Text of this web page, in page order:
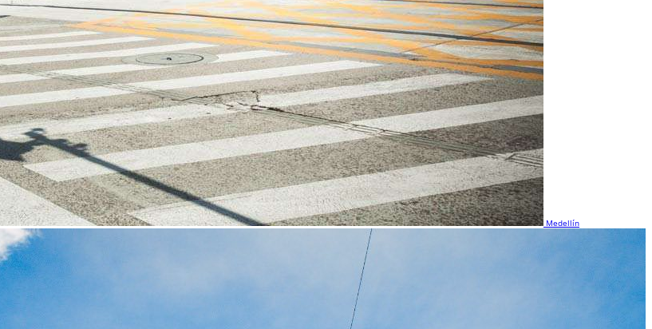
Medellín